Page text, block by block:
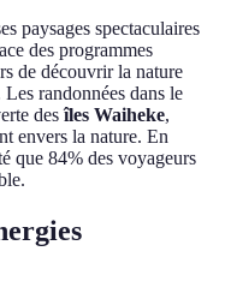
paysages spectaculaires
des programmes
de découvrir la nature
randonnées dans le
desîles Waiheke,
envers la nature. En
que 84% des voyageurs